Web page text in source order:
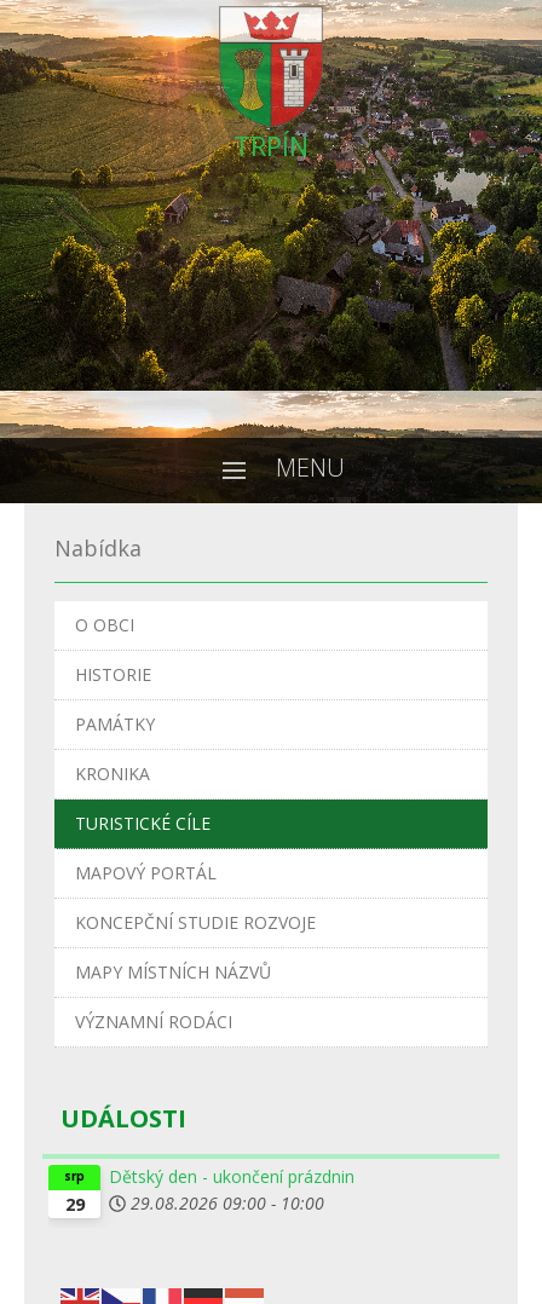
TRPÍN
MENU
Nabídka
O OBCI
HISTORIE
PAMÁTKY
KRONIKA
TURISTICKÉ CÍLE
MAPOVÝ PORTÁL
KONCEPČNÍ STUDIE ROZVOJE
MAPY MÍSTNÍCH NÁZVŮ
VÝZNAMNÍ RODÁCI
UDÁLOSTI
29
srp
Dětský den - ukončení prázdnin
29.08.2026 09:00 - 10:00